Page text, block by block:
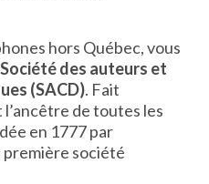
hors Québec, vous
Société des auteurs et
(SACD). Fait
de toutes les
en 1777 par
première société